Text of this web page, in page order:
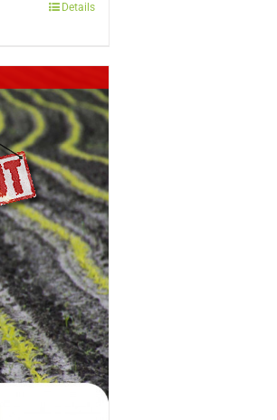
Details